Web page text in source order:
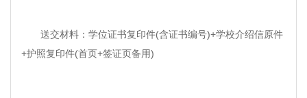
送交材料：学位证书复印件(含证书编号)+学校介绍信原件
+护照复印件(首页+签证页备用)